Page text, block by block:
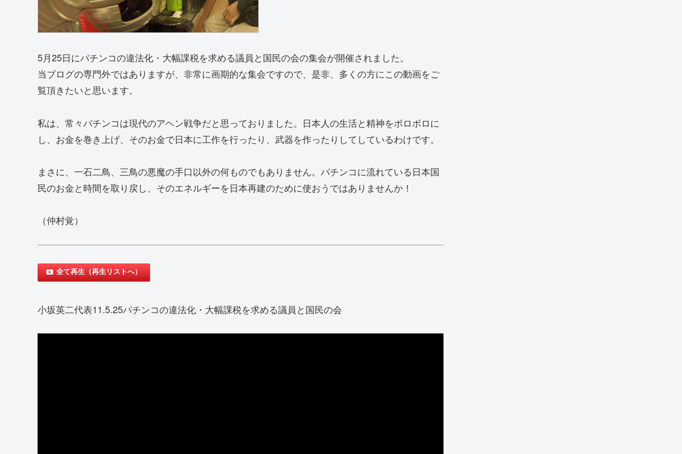
5月25日にパチンコの違法化・大幅課税を求める議員と国民の会の集会が開催されました。
当ブログの専門外ではありますが、非常に画期的な集会ですので、是非、多くの方にこの動画をご
覧頂きたいと思います。
私は、常々パチンコは現代のアヘン戦争だと思っておりました。日本人の生活と精神をボロボロに
し、お金を巻き上げ、そのお金で日本に工作を行ったり、武器を作ったりしてしているわけです。
まさに、一石二鳥、三鳥の悪魔の手口以外の何ものでもありません。パチンコに流れている日本国
民のお金と時間を取り戻し、そのエネルギーを日本再建のために使おうではありませんか！
（仲村覚）
全て再生（再生リストへ）
小坂英二代表11.5.25パチンコの違法化・大幅課税を求める議員と国民の会